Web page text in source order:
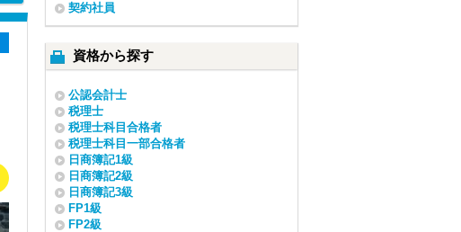
契約社員
資格から探す
公認会計士
税理士
税理士科目合格者
税理士科目一部合格者
日商簿記1級
日商簿記2級
日商簿記3級
FP1級
FP2級